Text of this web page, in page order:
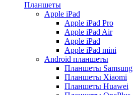
Планшеты
Apple iPad
Apple iPad Pro
Apple iPad Air
Apple iPad
Apple iPad mini
Android планшеты
Планшеты Samsung
Планшеты Xiaomi
Планшеты Huawei